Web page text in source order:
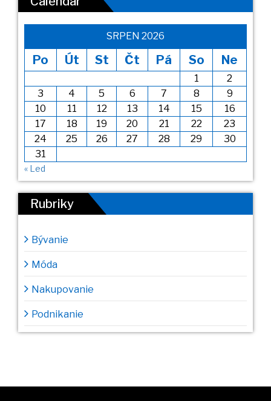
SRPEN 2026
Po Út St Čt Pá So Ne
1
2
3
4 5 6 7 8
9
10
11 12 13 14 15
16
17
18 19 20 21 22
23
24
25 26 27 28 29
30
31
« Led
Rubriky
Bývanie
Móda
Nakupovanie
Podnikanie